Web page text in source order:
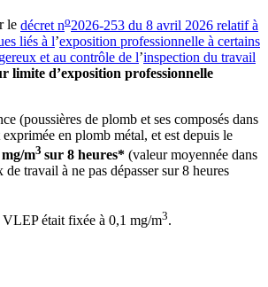
le décret no2026-253 du 8 avril 2026 relatif à
liés à l’exposition professionnelle à certains
et au contrôle de l’inspection du travail
limite d’exposition professionnelle
(poussières de plomb et ses composés dans
exprimée en plomb métal, et est depuis le
mg/m3 sur 8 heures* (valeur moyennée dans
de travail à ne pas dépasser sur 8 heures
était fixée à 0,1 mg/m3.